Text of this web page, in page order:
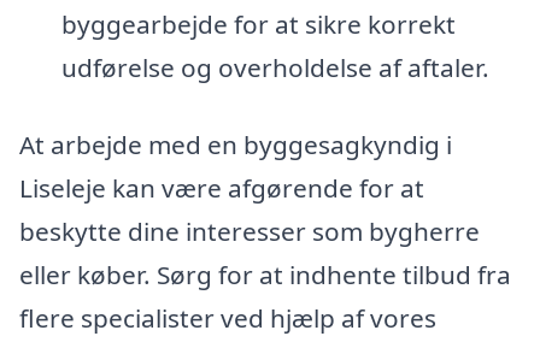
byggearbejde for at sikre korrekt
udførelse og overholdelse af aftaler.
At arbejde med en byggesagkyndig i
Liseleje kan være afgørende for at
beskytte dine interesser som bygherre
eller køber. Sørg for at indhente tilbud fra
flere specialister ved hjælp af vores